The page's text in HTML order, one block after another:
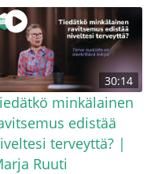
30:14
minkälainen
edistää
terveyttä? |
Ruuti